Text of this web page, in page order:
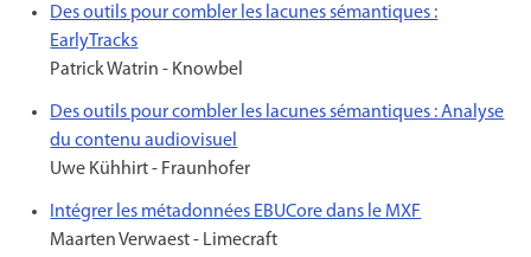
Des outils pour combler les lacunes sémantiques :
EarlyTracks
Patrick Watrin - Knowbel
Des outils pour combler les lacunes sémantiques : Analyse
du contenu audiovisuel
Uwe Kühhirt - Fraunhofer
Intégrer les métadonnées EBUCore dans le MXF
Maarten Verwaest - Limecraft